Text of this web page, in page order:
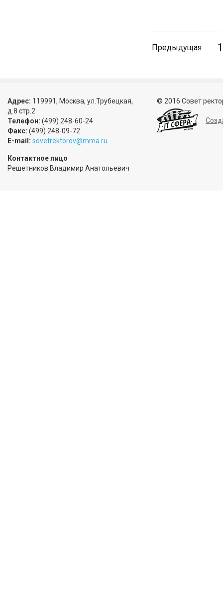
Предыдущая 1
Адрес: 119991, Москва, ул.Трубецкая,
д.8 стр.2
Телефон: (499) 248-60-24
Факс: (499) 248-09-72
E-mail: sovetrektorov@mma.ru
Контактное лицо
Решетников Владимир Анатольевич
© 2016 Совет